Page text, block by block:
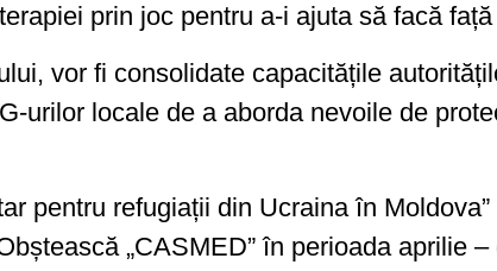
prin joc pentru a-i ajuta să facă
vor fi consolidate capacitățile
urilor locale de a aborda nevoile de
pentru refugiații din Ucraina în
„CASMED” în perioada aprilie